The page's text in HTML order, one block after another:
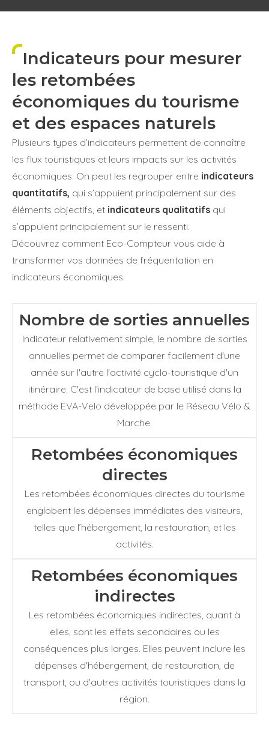
Indicateurs pour mesurer
les retombées
économiques du tourisme
et des espaces naturels
Plusieurs types d’indicateurs permettent de connaître
les flux touristiques et leurs impacts sur les activités
économiques. On peut les regrouper entre indicateurs
quantitatifs, qui s’appuient principalement sur des
éléments objectifs, et indicateurs qualitatifs qui
s’appuient principalement sur le ressenti.
Découvrez comment Eco-Compteur vous aide à
transformer vos données de fréquentation en
indicateurs économiques.
Nombre de sorties annuelles
Indicateur relativement simple, le nombre de sorties
annuelles permet de comparer facilement d'une
année sur l'autre l'activité cyclo-touristique d'un
itinéraire. C'est l'indicateur de base utilisé dans la
méthode EVA-Velo développée par le Réseau Vélo &
Marche.
Retombées économiques
directes
Les retombées économiques directes du tourisme
englobent les dépenses immédiates des visiteurs,
telles que l’hébergement, la restauration, et les
activités.
Retombées économiques
indirectes
Les retombées économiques indirectes, quant à
elles, sont les effets secondaires ou les
conséquences plus larges. Elles peuvent inclure les
dépenses d'hébergement, de restauration, de
transport, ou d'autres activités touristiques dans la
région.